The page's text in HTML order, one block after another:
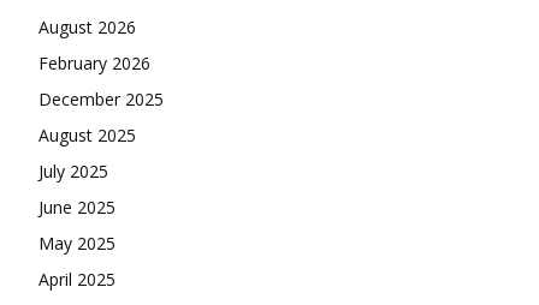
August 2026
February 2026
December 2025
August 2025
July 2025
June 2025
May 2025
April 2025